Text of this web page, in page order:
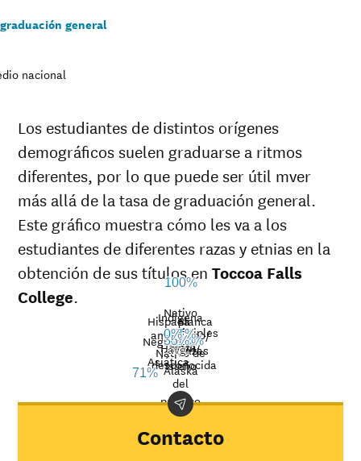
general
nacional
Los estudiantes de distintos orígenes
demográficos suelen graduarse a ritmos
diferentes, por lo que puede ser útil mver
más allá de la tasa de graduación general.
Este gráfico muestra cómo les va a los
estudiantes de diferentes razas y etnias en la
obtención de sus títulos enToccoa Falls
College.
Indígena
americano/
Nativo de
Alaska
Asiática
Negro
Hispana
Nativo
de
Hawaii/
Isleño
del
pacífico
Blanca
Múltiples
razas
Raza
desconocida
Nat’l
avg.
33%
71%
20%
37%
100%
51%
35%
0%
Demographic
category
Falls
Indígena
Contacto